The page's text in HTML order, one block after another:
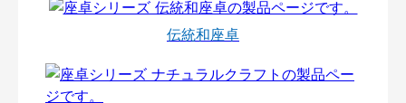
伝統和座卓